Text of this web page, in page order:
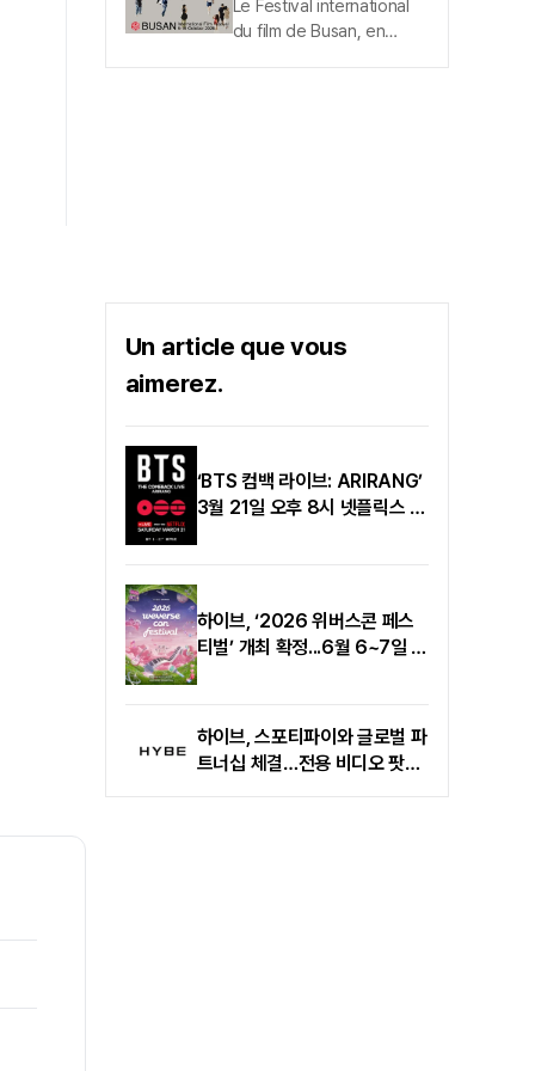
Jecheon a publié, le 7
août, sa bande-annonce
exclusivité l’affiche
officielle sur le thème «
Le Festival international
du film de Busan, en
pensée par Choi Soon-
Un article que vous
aimerez.
‘BTS 컴백 라이브: ARIRANG’
3월 21일 오후 8시 넷플릭스 생
하이브, ‘2026 위버스콘 페스
티벌’ 개최 확정...6월 6~7일 양
일간 서울 KSPO DOME과 88
하이브, 스포티파이와 글로벌 파
트너십 체결…전용 비디오 팟캐